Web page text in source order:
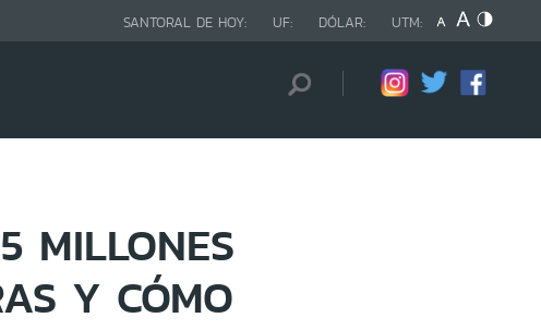
SANTORAL DE HOY: UF: DÓLAR: UTM:
MILLONES
Y CÓMO